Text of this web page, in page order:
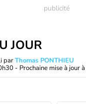
JOUR
parThomas PONTHIEU
- Prochaine mise à jour à